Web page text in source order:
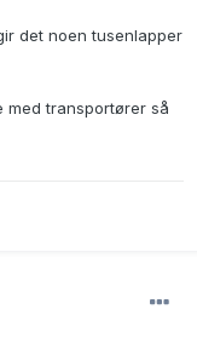
det noen tusenlapper
med transportører så